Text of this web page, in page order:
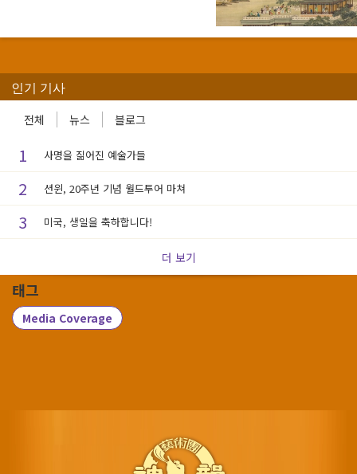
인기 기사
전체 뉴스 블로그
1 사명을 짊어진 예술가들
2 션윈, 20주년 기념 월드투어 마쳐
3 미국, 생일을 축하합니다!
더 보기
태그
Media Coverage